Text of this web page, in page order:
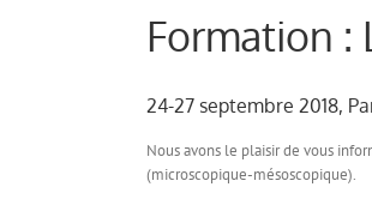
Formation :
24-27 septembre 2018,
Nous avons le plaisir de vous
(microscopique-mésoscopique).